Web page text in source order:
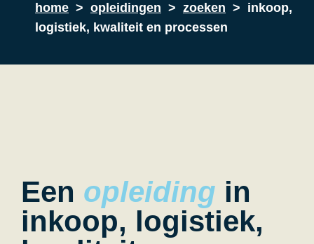
home > opleidingen > zoeken > inkoop,
logistiek, kwaliteit en processen
Een opleiding in
inkoop, logistiek,